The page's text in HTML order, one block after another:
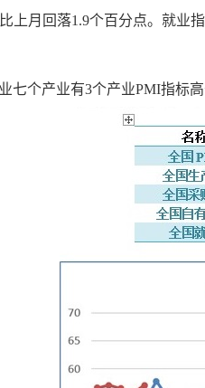
上月回落1.9个百分点。就业
个产业有3个产业PMI指标高